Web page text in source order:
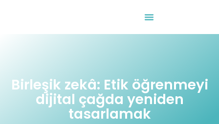
Birleşik zekâ: Etik öğrenmeyi
dijital çağda yeniden
tasarlamak